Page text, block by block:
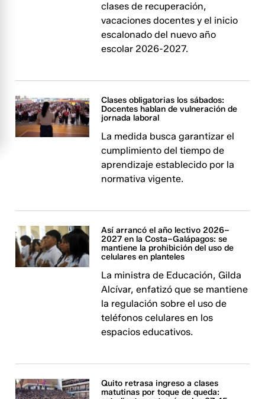
clases de recuperación,
vacaciones docentes y el inicio
escalonado del nuevo año
escolar 2026-2027.
Clases obligatorias los sábados:
Docentes hablan de vulneración de
jornada laboral
La medida busca garantizar el
cumplimiento del tiempo de
aprendizaje establecido por la
normativa vigente.
Así arrancó el año lectivo 2026–
2027 en la Costa–Galápagos: se
mantiene la prohibición del uso de
celulares en planteles
La ministra de Educación, Gilda
Alcívar, enfatizó que se mantiene
la regulación sobre el uso de
teléfonos celulares en los
espacios educativos.
Quito retrasa ingreso a clases
matutinas por toque de queda: